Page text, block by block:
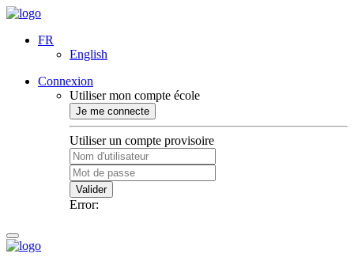
FR
English
Connexion
Utiliser mon compte école
Je me connecte
Utiliser un compte provisoire
Valider
Error: